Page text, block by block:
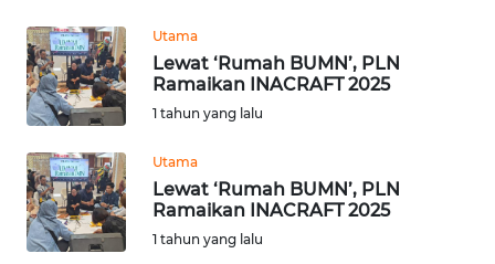
Utama
Lewat ‘Rumah BUMN’, PLN
Ramaikan INACRAFT 2025
1 tahun yang lalu
Utama
Lewat ‘Rumah BUMN’, PLN
Ramaikan INACRAFT 2025
1 tahun yang lalu
SEMARANG
BOROBUDUR
Informasi
INDEKS
BERITA